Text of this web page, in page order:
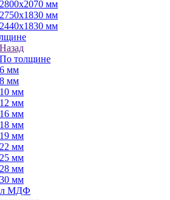
2800х2070 мм
2750х1830 мм
2440х1830 мм
Назад
По толщине
6 мм
8 мм
10 мм
12 мм
16 мм
18 мм
19 мм
22 мм
25 мм
28 мм
30 мм
МДФ